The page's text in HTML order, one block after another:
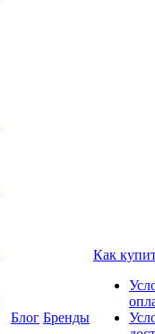
Блог Бренды
Как